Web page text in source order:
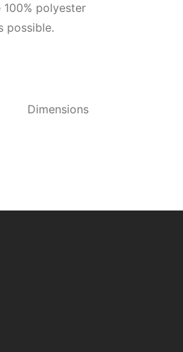
100% polyester
possible.
Dimensions